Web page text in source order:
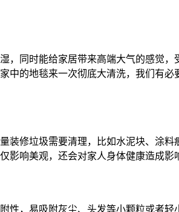
同时能给家居带来高端大气的感觉
的地毯来一次彻底大清洗，我们有
修垃圾需要清理，比如水泥块、涂料
影响美观，还会对家人身体健康造成影
，易吸附灰尘、头发等小颗粒或者